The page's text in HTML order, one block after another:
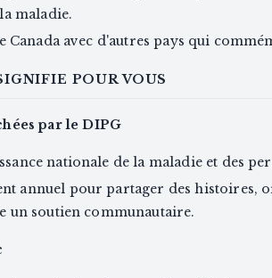
maladie.
Canada avec d'autres pays qui
POUR VOUS
par le DIPG
nationale de la maladie et des
annuel pour partager des histoires,
un soutien communautaire.